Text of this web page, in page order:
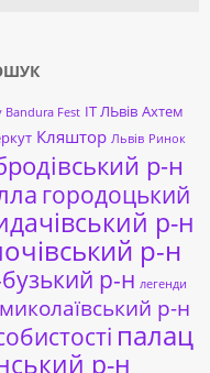
Bandura Fest ІТ ЛЬвів Ахтем
Кляштор Львів Ринок
р-н
городоцький
р-н
р-н
р-н легенди
миколаївський р-н
палац
р-н